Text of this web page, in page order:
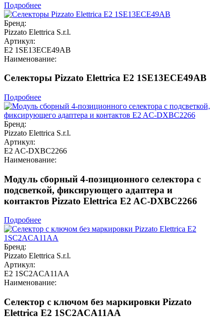
Подробнее
Бренд:
Pizzato Elettrica S.r.l.
Артикул:
E2 1SE13ECE49AB
Наименование:
Селекторы Pizzato Elettrica E2 1SE13ECE49AB
Подробнее
Бренд:
Pizzato Elettrica S.r.l.
Артикул:
E2 AC-DXBC2266
Наименование:
Модуль сборный 4-позиционного селектора с
подсветкой, фиксирующего адаптера и
контактов Pizzato Elettrica E2 AC-DXBC2266
Подробнее
Бренд:
Pizzato Elettrica S.r.l.
Артикул:
E2 1SC2ACA11AA
Наименование:
Селектор с ключом без маркировки Pizzato
Elettrica E2 1SC2ACA11AA